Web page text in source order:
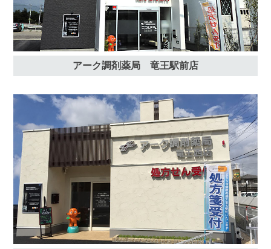
アーク調剤薬局 竜王駅前店